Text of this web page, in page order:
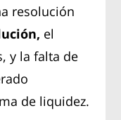
resolución
el
y la falta de
de liquidez.